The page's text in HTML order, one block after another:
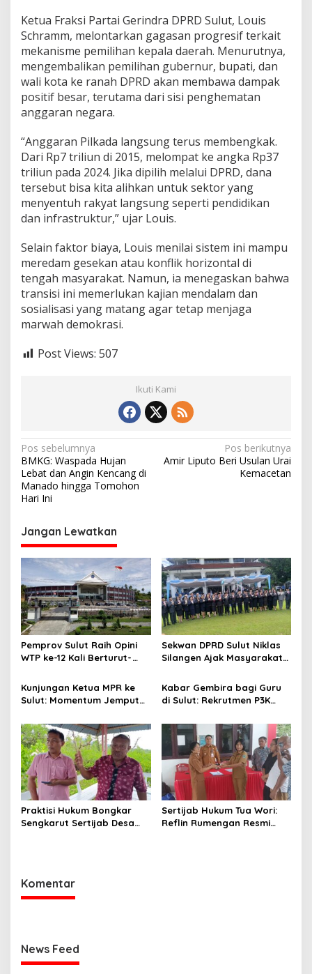
D
P
R
D
h
i
n
P
e
n
n
g
a
B
e
n
c
a
Ketua Fraksi Partai Gerindra DPRD Sulut, Louis
Schramm, melontarkan gagasan progresif terkait
mekanisme pemilihan kepala daerah. Menurutnya,
mengembalikan pemilihan gubernur, bupati, dan
wali kota ke ranah DPRD akan membawa dampak
positif besar, terutama dari sisi penghematan
anggaran negara.
“Anggaran Pilkada langsung terus membengkak.
Dari Rp7 triliun di 2015, melompat ke angka Rp37
triliun pada 2024. Jika dipilih melalui DPRD, dana
tersebut bisa kita alihkan untuk sektor yang
menyentuh rakyat langsung seperti pendidikan
dan infrastruktur,” ujar Louis.
Selain faktor biaya, Louis menilai sistem ini mampu
meredam gesekan atau konflik horizontal di
tengah masyarakat. Namun, ia menegaskan bahwa
transisi ini memerlukan kajian mendalam dan
sosialisasi yang matang agar tetap menjaga
marwah demokrasi.
Post Views: 507
Ikuti Kami
N
a
v
g
a
s
i
p
o
s
Pos sebelumnya
BMKG: Waspada Hujan
Lebat dan Angin Kencang di
Manado hingga Tomohon
Hari Ini
Pos berikutnya
Amir Liputo Beri Usulan Urai
Kemacetan
Jangan Lewatkan
Pemprov Sulut Raih Opini
WTP ke-12 Kali Berturut-
yang Sehat dan Akuntabel
Sekwan DPRD Sulut Niklas
Silangen Ajak Masyarakat
sebagai Perekat Persatuan
Bangsa
Kunjungan Ketua MPR ke
Sulut: Momentum Jemput
Pembangunan Desa
Kabar Gembira bagi Guru
di Sulut: Rekrutmen P3K
Jalur CPNS
Praktisi Hukum Bongkar
Sengkarut Sertijab Desa
Sertijab Hukum Tua Wori:
Reflin Rumengan Resmi
Komentar
News Feed